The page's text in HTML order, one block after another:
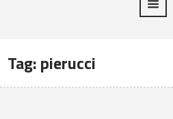
Tag:pierucci